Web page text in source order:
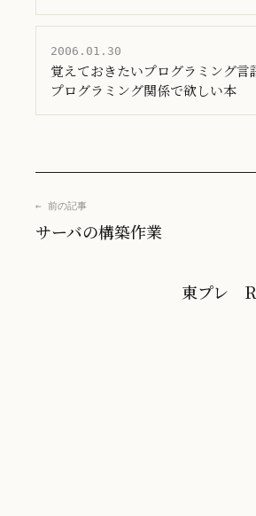
2006.01.30
覚えておきたいプログラミング
プログラミング関係で欲しい本
← 前の記事
サーバの構築作業
東プレ